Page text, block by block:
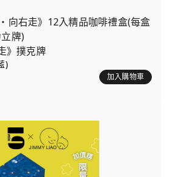
向右走》12入精品咖啡禮盒(每盒
牌)
》撲克牌
)
加入購物車